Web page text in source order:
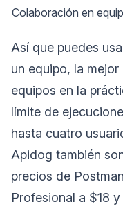
Colaboración en
Así que puedes
un equipo, la
equipos en la
límite de
hasta cuatro
Apidog también
precios de
Profesional a $18